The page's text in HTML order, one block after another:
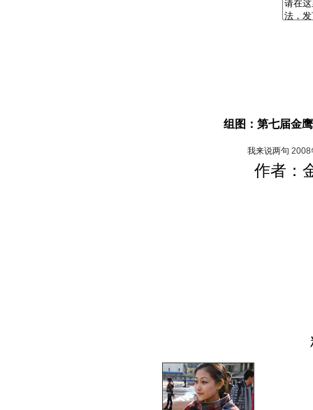
组图：第七届金
我来说两句 2008
作者：